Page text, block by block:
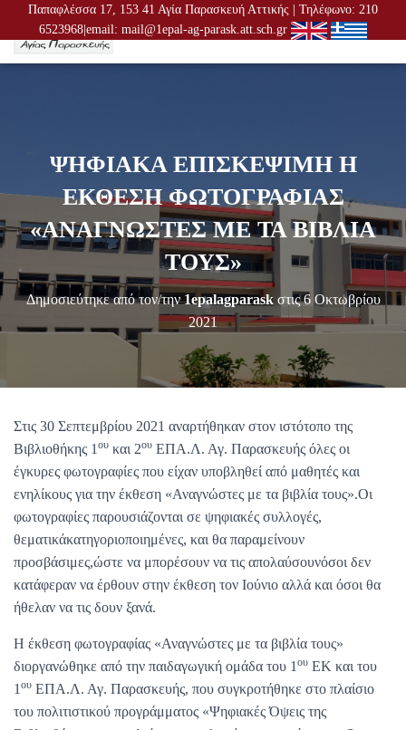
Παπαφλέσσα 17, 153 41 Αγία Παρασκευή Αττικής | Τηλέφωνο: 210
6523968|email: mail@1epal-ag-parask.att.sch.gr
Ν
Λ
Ο
Ή
Γ
Η
Σ
Η
Σ
ΨΗΦΙΑΚΑ ΕΠΙΣΚΕΨΙΜΗ Η
ΕΚΘΕΣΗ ΦΩΤΟΓΡΑΦΙΑΣ
«ΑΝΑΓΝΩΣΤΕΣ ΜΕ ΤΑ ΒΙΒΛΙΑ
ΤΟΥΣ»
Δημοσιεύτηκε από τον/την1epalagparaskστις6 Οκτωβρίου
2021
Στις 30 Σεπτεμβρίου 2021 αναρτήθηκαν στον ιστότοπο της
Βιβλιοθήκης 1 ου και 2ου ΕΠΑ.Λ. Αγ. Παρασκευής όλες οι
έγκυρες φωτογραφίες που είχαν υποβληθεί από μαθητές και
ενηλίκους για την έκθεση «Αναγνώστες με τα βιβλία τους».Οι
φωτογραφίες παρουσιάζονται σε ψηφιακές συλλογές,
θεματικάκατηγοριοποιημένες, και θα παραμείνουν
προσβάσιμες,ώστε να μπορέσουν να τις απολαύσουνόσοι δεν
κατάφεραν να έρθουν στην έκθεση τον Ιούνιο αλλά και όσοι θα
ήθελαν να τις δουν ξανά.
Η έκθεση φωτογραφίας «Αναγνώστες με τα βιβλία τους»
διοργανώθηκε από την παιδαγωγική ομάδα του 1 ου ΕΚ και του
1 ου ΕΠΑ.Λ. Αγ. Παρασκευής, που συγκροτήθηκε στο πλαίσιο
του πολιτιστικού προγράμματος «Ψηφιακές Όψεις της